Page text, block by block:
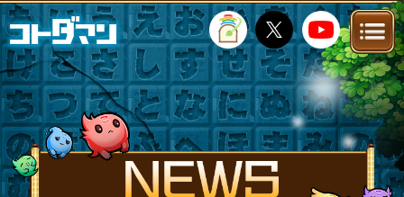
TOP STORY NEWS
FANKIT FAQ